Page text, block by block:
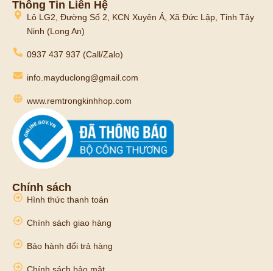
Thông Tin Liên Hệ
Lô LG2, Đường Số 2, KCN Xuyên Á, Xã Đức Lập, Tỉnh Tây
Ninh (Long An)
0937 437 937 (Call/Zalo)
info.mayduclong@gmail.com
www.remtrongkinhhop.com
Chính sách
Hình thức thanh toán
Chính sách giao hàng
Bảo hành đổi trả hàng
Chính sách bảo mật